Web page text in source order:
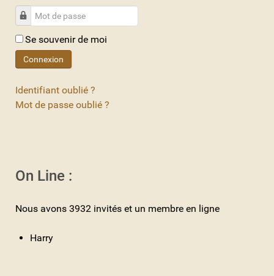
Mot de passe
Se souvenir de moi
Connexion
Identifiant oublié ?
Mot de passe oublié ?
On Line :
Nous avons 3932 invités et un membre en ligne
Harry